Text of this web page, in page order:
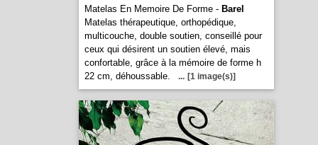
Matelas En Memoire De Forme - Barel
Matelas thérapeutique, orthopédique,
multicouche, double soutien, conseillé pour
ceux qui désirent un soutien élevé, mais
confortable, grâce à la mémoire de forme h
22 cm, déhoussable.
... [1 image(s)]